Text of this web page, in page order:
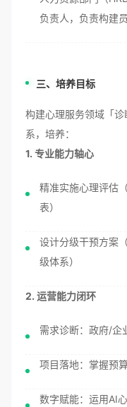
负责人，负责构建
三、培养目标
构建心理服务领域「
系，培养：
1. 专业能力轴心
精准实施心理评估
表）
设计分级干预方案
级体系）
2. 运营能力闭环
需求诊断：政府/企
项目落地：掌握预
数字赋能：运用AI